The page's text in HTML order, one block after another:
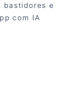
bastidores e
com IA